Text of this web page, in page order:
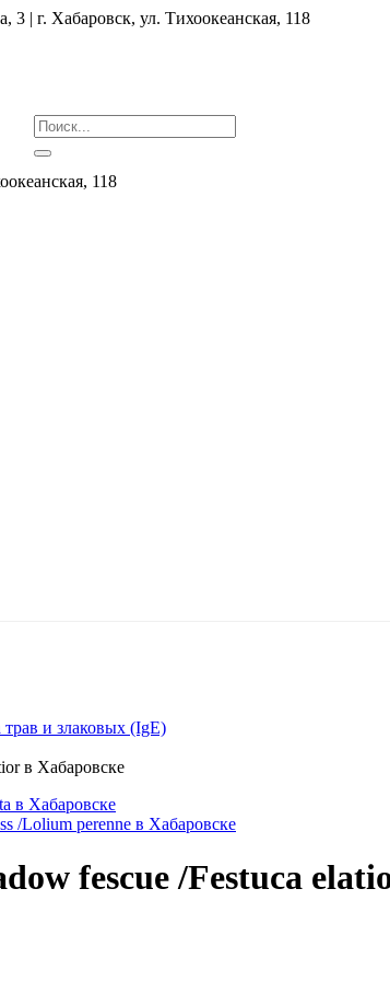
| г. Хабаровск, ул. ​Тихоокеанская, 118
118
и злаковых (IgE)
в Хабаровске
в Хабаровске
/Lolium perenne в Хабаровске
fescue /Festuca